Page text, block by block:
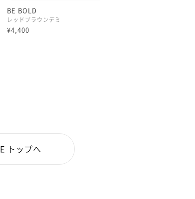
BE BOLD
レッドブラウンデミ
¥4,400
トップへ